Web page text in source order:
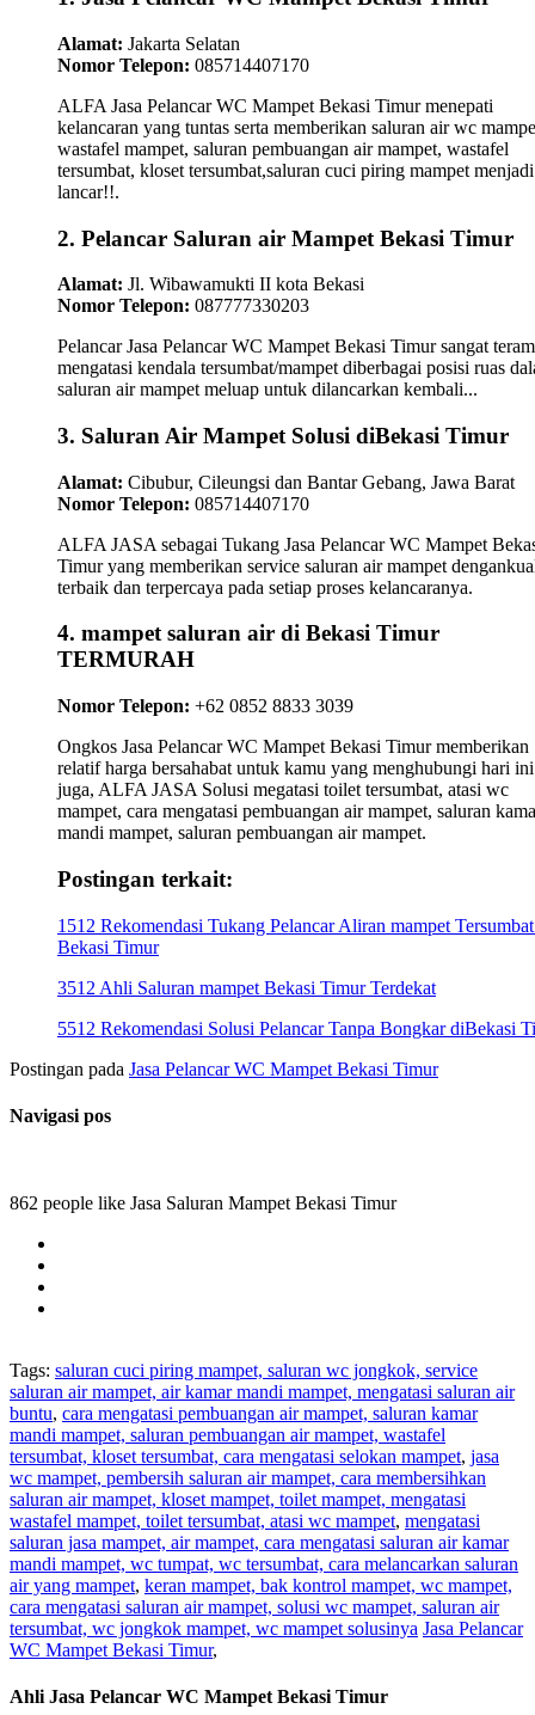
Alamat: Jakarta Selatan
Nomor Telepon: 085714407170
ALFA Jasa Pelancar WC Mampet Bekasi Timur menepati
kelancaran yang tuntas serta memberikan saluran air wc
wastafel mampet, saluran pembuangan air mampet, wastafel
tersumbat, kloset tersumbat,saluran cuci piring mampet menjadi
lancar!!.
2. Pelancar Saluran air Mampet Bekasi Timur
Alamat: Jl. Wibawamukti II kota Bekasi
Nomor Telepon: 087777330203
Pelancar Jasa Pelancar WC Mampet Bekasi Timur sangat
mengatasi kendala tersumbat/mampet diberbagai posisi ruas
saluran air mampet meluap untuk dilancarkan kembali...
3. Saluran Air Mampet Solusi diBekasi Timur
Alamat: Cibubur, Cileungsi dan Bantar Gebang, Jawa Barat
Nomor Telepon: 085714407170
ALFA JASA sebagai Tukang Jasa Pelancar WC Mampet
Timur yang memberikan service saluran air mampet
terbaik dan terpercaya pada setiap proses kelancaranya.
4. mampet saluran air di Bekasi Timur
TERMURAH
Nomor Telepon: +62 0852 8833 3039
Ongkos Jasa Pelancar WC Mampet Bekasi Timur memberikan
relatif harga bersahabat untuk kamu yang menghubungi hari ini
juga, ALFA JASA Solusi megatasi toilet tersumbat, atasi wc
mampet, cara mengatasi pembuangan air mampet, saluran
mandi mampet, saluran pembuangan air mampet.
Postingan terkait:
1512 Rekomendasi Tukang Pelancar Aliran mampet
Bekasi Timur
3512 Ahli Saluran mampet Bekasi Timur Terdekat
5512 Rekomendasi Solusi Pelancar Tanpa Bongkar diBekasi
Postingan pada Jasa Pelancar WC Mampet Bekasi Timur
Navigasi pos
862 people like Jasa Saluran Mampet Bekasi Timur
Tags: saluran cuci piring mampet, saluran wc jongkok, service
saluran air mampet, air kamar mandi mampet, mengatasi saluran air
buntu, cara mengatasi pembuangan air mampet, saluran kamar
mandi mampet, saluran pembuangan air mampet, wastafel
tersumbat, kloset tersumbat, cara mengatasi selokan mampet, jasa
wc mampet, pembersih saluran air mampet, cara membersihkan
saluran air mampet, kloset mampet, toilet mampet, mengatasi
wastafel mampet, toilet tersumbat, atasi wc mampet, mengatasi
saluran jasa mampet, air mampet, cara mengatasi saluran air kamar
mandi mampet, wc tumpat, wc tersumbat, cara melancarkan saluran
air yang mampet, keran mampet, bak kontrol mampet, wc mampet,
cara mengatasi saluran air mampet, solusi wc mampet, saluran air
tersumbat, wc jongkok mampet, wc mampet solusinya Jasa Pelancar
WC Mampet Bekasi Timur,
Ahli Jasa Pelancar WC Mampet Bekasi Timur